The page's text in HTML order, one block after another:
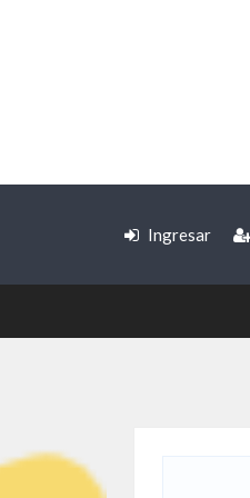
Ingresar